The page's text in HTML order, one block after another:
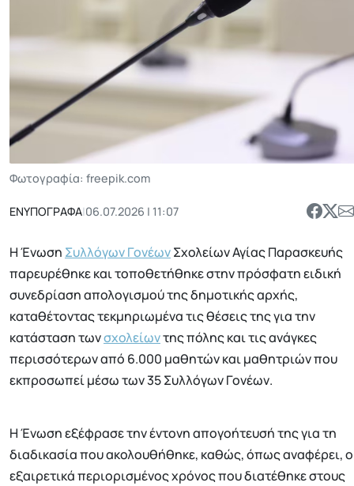
Φωτογραφία: freepik.com
ΕΝΥΠΟΓΡΑΦΑ|06.07.2026 | 11:07
Η Ένωση Συλλόγων ΓονέωνΣχολείων Αγίας Παρασκευής
παρευρέθηκε και τοποθετήθηκε στην πρόσφατη ειδική
συνεδρίαση απολογισμού της δημοτικής αρχής,
καταθέτοντας τεκμηριωμένα τις θέσεις της για την
κατάσταση τωνσχολείωντης πόλης και τις ανάγκες
περισσότερων από 6.000 μαθητών και μαθητριών που
εκπροσωπεί μέσω των 35 Συλλόγων Γονέων.
Η Ένωση εξέφρασε την έντονη απογοήτευσή της για τη
διαδικασία που ακολουθήθηκε, καθώς, όπως αναφέρει, ο
εξαιρετικά περιορισμένος χρόνος που διατέθηκε στους